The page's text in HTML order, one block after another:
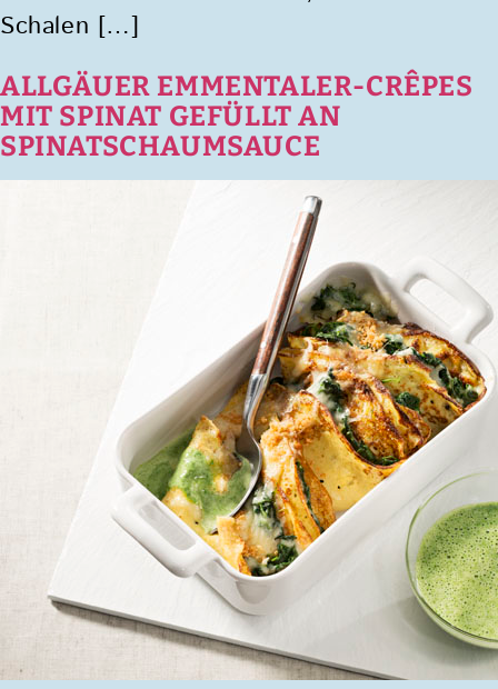
Schalen […]
ALLGÄUER EMMENTALER-CRÊPES
MIT SPINAT GEFÜLLT AN
SPINATSCHAUMSAUCE